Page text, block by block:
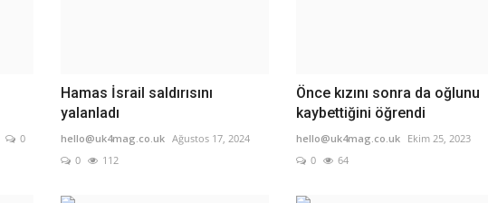
0
Hamas İsrail saldırısını
yalanladı
hello@uk4mag.co.uk Ağustos 17, 2024
0
112
Önce kızını sonra da oğlunu
kaybettiğini öğrendi
hello@uk4mag.co.uk
Ekim 25, 2023
0
64